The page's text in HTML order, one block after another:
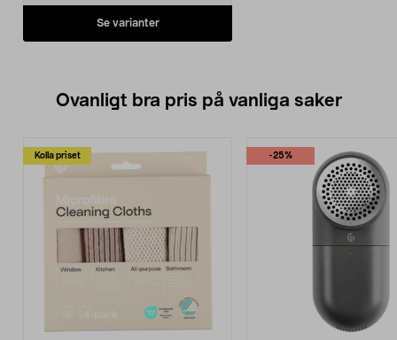
• Steglös hastighet 5000-16000
Se varianter
Ovanligt bra pris på vanliga saker
Kolla priset -25%